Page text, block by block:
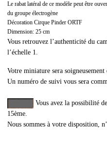
Le rabat latéral de ce modèle peut être
du groupe électrogène
Décoration Cirque Pinder ORTF
Dimension: 25 cm
Vous retrouvez l’authenticité du
l’échelle 1.
Votre miniature sera
Un numéro de suivi vous sera
Vous avez la possibilité
15ème.
Nous sommes à votre disposition,